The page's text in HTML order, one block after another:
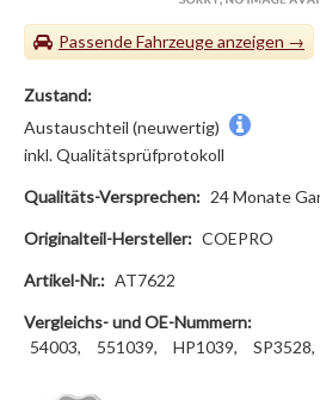
Passende Fahrzeuge
Zustand:
Austauschteil (neuwertig)
inkl. Qualitätsprüfprotokoll
Qualitäts-Versprechen: 24 Monate
Originalteil-Hersteller: COEPRO
Artikel-Nr.: AT7622
Vergleichs- und OE-Nummern:
54003,
551039, HP1039, SP3528,